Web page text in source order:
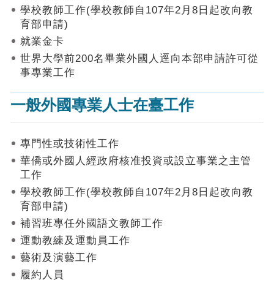
申
及
工
知
機
申
請
表
學校教師工作(學校教師自107年2月8日起改向教
育部申請)
就業金卡
世界大學前200名畢業外國人逕向本部申請許可從
事專業工作
一般外國專業人士在臺工作
專門性或技術性工作
華僑或外國人經政府核准投資或設立事業之主管
工作
學校教師工作(學校教師自107年2月8日起改向教
育部申請)
補習班專任外國語文教師工作
運動教練及運動員工作
藝術及演藝工作
履約人員